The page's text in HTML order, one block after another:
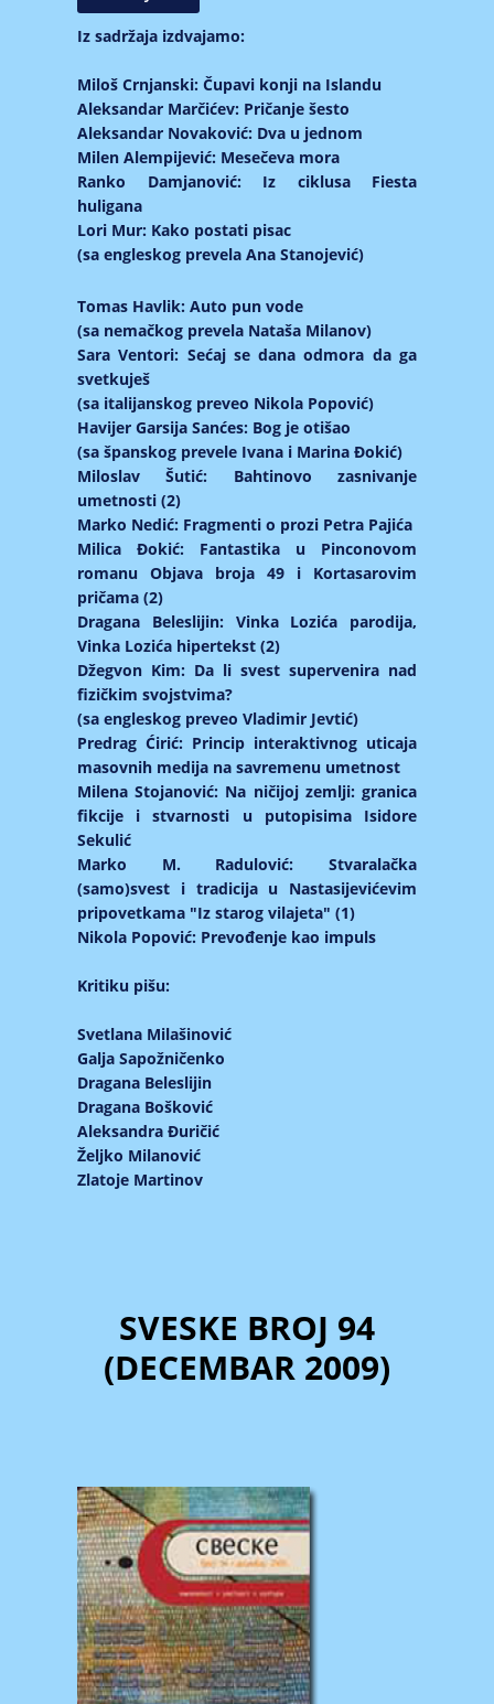
Iz sadržaja izdvajamo:
Miloš Crnjanski: Čupavi konji na Islandu
Aleksandar Marčićev: Pričanje šesto
Aleksandar Novaković: Dva u jednom
Milen Alempijević: Mesečeva mora
Ranko Damjanović: Iz ciklusa Fiesta
huligana
Lori Mur: Kako postati pisac
(sa engleskog prevela Ana Stanojević)
Tomas Havlik: Auto pun vode
(sa nemačkog prevela Nataša Milanov)
Sara Ventori: Sećaj se dana odmora da ga
svetkuješ
(sa italijanskog preveo Nikola Popović)
Havijer Garsija Sanćes: Bog je otišao
(sa španskog prevele Ivana i Marina Đokić)
Miloslav Šutić: Bahtinovo zasnivanje
umetnosti (2)
Marko Nedić: Fragmenti o prozi Petra Pajića
Milica Đokić: Fantastika u Pinconovom
romanu Objava broja 49 i Kortasarovim
pričama (2)
Dragana Beleslijin: Vinka Lozića parodija,
Vinka Lozića hipertekst (2)
Džegvon Kim: Da li svest supervenira nad
fizičkim svojstvima?
(sa engleskog preveo Vladimir Jevtić)
Predrag Ćirić: Princip interaktivnog uticaja
masovnih medija na savremenu umetnost
Milena Stojanović: Na ničijoj zemlji: granica
fikcije i stvarnosti u putopisima Isidore
Sekulić
Marko M. Radulović: Stvaralačka
(samo)svest i tradicija u Nastasijevićevim
pripovetkama "Iz starog vilajeta" (1)
Nikola Popović: Prevođenje kao impuls
Kritiku pišu:
Svetlana Milašinović
Galja Sapožničenko
Dragana Beleslijin
Dragana Bošković
Aleksandra Đuričić
Željko Milanović
Zlatoje Martinov
SVESKE BROJ 94
(DECEMBAR 2009)